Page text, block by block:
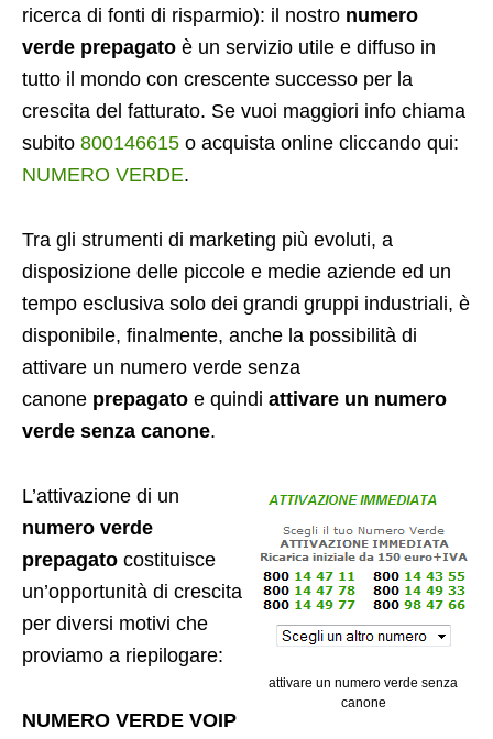
ricerca di fonti di risparmio): il nostro numero
verde prepagato è un servizio utile e diffuso in
tutto il mondo con crescente successo per la
crescita del fatturato. Se vuoi maggiori info chiama
subito 800146615 o acquista online cliccando qui:
NUMERO VERDE.
Tra gli strumenti di marketing più evoluti, a
disposizione delle piccole e medie aziende ed un
tempo esclusiva solo dei grandi gruppi industriali, è
disponibile, finalmente, anche la possibilità di
attivare un numero verde senza
canone prepagato e quindi attivare un numero
verde senza canone.
attivare un numero verde senza
canone
L’attivazione di un
numero verde
prepagato costituisce
un’opportunità di crescita
per diversi motivi che
proviamo a riepilogare:
NUMERO VERDE VOIP